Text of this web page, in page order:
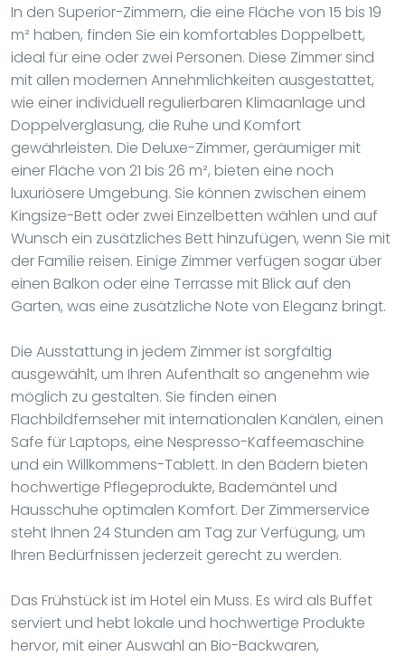
In den Superior-Zimmern, die eine Fläche von 15 bis 19
m² haben, finden Sie ein komfortables Doppelbett,
ideal für eine oder zwei Personen. Diese Zimmer sind
mit allen modernen Annehmlichkeiten ausgestattet,
wie einer individuell regulierbaren Klimaanlage und
Doppelverglasung, die Ruhe und Komfort
gewährleisten. Die Deluxe-Zimmer, geräumiger mit
einer Fläche von 21 bis 26 m², bieten eine noch
luxuriösere Umgebung. Sie können zwischen einem
Kingsize-Bett oder zwei Einzelbetten wählen und auf
Wunsch ein zusätzliches Bett hinzufügen, wenn Sie mit
der Familie reisen. Einige Zimmer verfügen sogar über
einen Balkon oder eine Terrasse mit Blick auf den
Garten, was eine zusätzliche Note von Eleganz bringt.
Die Ausstattung in jedem Zimmer ist sorgfältig
ausgewählt, um Ihren Aufenthalt so angenehm wie
möglich zu gestalten. Sie finden einen
Flachbildfernseher mit internationalen Kanälen, einen
Safe für Laptops, eine Nespresso-Kaffeemaschine
und ein Willkommens-Tablett. In den Bädern bieten
hochwertige Pflegeprodukte, Bademäntel und
Hausschuhe optimalen Komfort. Der Zimmerservice
steht Ihnen 24 Stunden am Tag zur Verfügung, um
Ihren Bedürfnissen jederzeit gerecht zu werden.
Das Frühstück ist im Hotel ein Muss. Es wird als Buffet
serviert und hebt lokale und hochwertige Produkte
hervor, mit einer Auswahl an Bio-Backwaren,